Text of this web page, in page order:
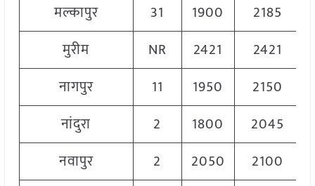
मल्कापुर
31 1900 2185
मुरीम
NR 2421 2421
नागपुर
11 1950 2150
नांदुरा
2 1800 2045
नवापुर
2 2050 2100